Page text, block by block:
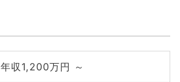
年収1,200万円 ～